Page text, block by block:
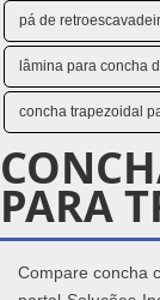
pá de
lâmina para concha
concha trapezoidal
PARA
Compare concha